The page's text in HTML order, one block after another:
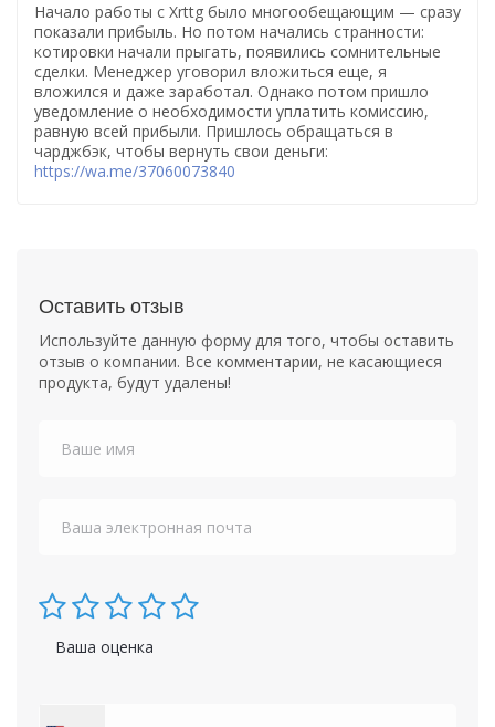
Начало работы с Xrttg было многообещающим — сразу
показали прибыль. Но потом начались странности:
котировки начали прыгать, появились сомнительные
сделки. Менеджер уговорил вложиться еще, я
вложился и даже заработал. Однако потом пришло
уведомление о необходимости уплатить комиссию,
равную всей прибыли. Пришлось обращаться в
чарджбэк, чтобы вернуть свои деньги:
https://wa.me/37060073840
Оставить отзыв
Используйте данную форму для того, чтобы оставить
отзыв о компании. Все комментарии, не касающиеся
продукта, будут удалены!
Ваша оценка